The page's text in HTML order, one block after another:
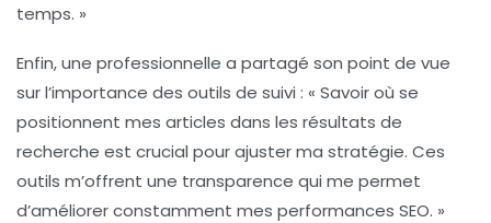
temps. »
Enfin, une professionnelle a partagé son point de vue
sur l’importance des outils de suivi : « Savoir où se
positionnent mes articles dans les résultats de
recherche est crucial pour ajuster ma stratégie. Ces
outils m’offrent une transparence qui me permet
d’améliorer constamment mes performances SEO. »